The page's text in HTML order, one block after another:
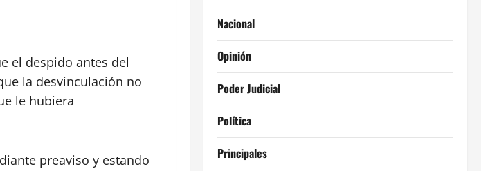
el despido antes del
la desvinculación no
le hubiera
preaviso y estando
Nacional
Opinión
Poder Judicial
Política
Principales